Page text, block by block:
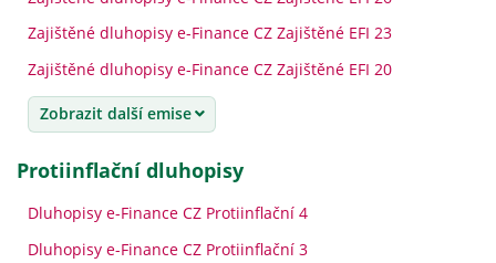
Zajištěné dluhopisy e-Finance CZ Zajištěné EFI 23
Zajištěné dluhopisy e-Finance CZ Zajištěné EFI 20
Zobrazit další emise
Protiinflační dluhopisy
Dluhopisy e-Finance CZ Protiinflační 4
Dluhopisy e-Finance CZ Protiinflační 3